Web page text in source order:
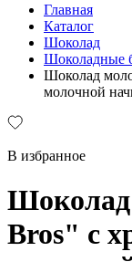
Главная
Каталог
Шоколад
Шоколадные
Шоколад
молочной
В избранное
Bros" с